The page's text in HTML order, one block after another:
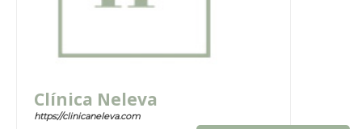
Clínica Neleva
https://clinicaneleva.com